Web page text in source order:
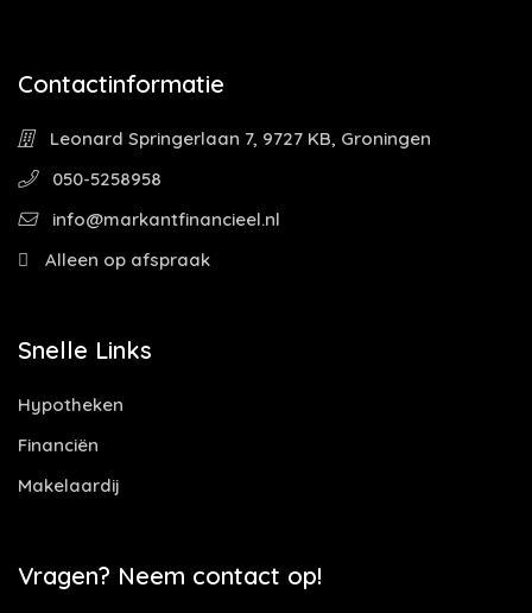
Contactinformatie
Leonard Springerlaan 7, 9727 KB, Groningen
050-5258958
info@markantfinancieel.nl
Alleen op afspraak
Snelle Links
Hypotheken
Financiën
Makelaardij
Vragen? Neem contact op!